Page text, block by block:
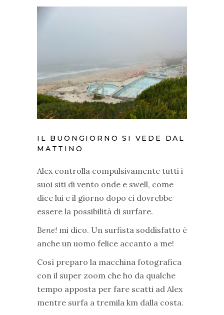
IL BUONGIORNO SI VEDE DAL
MATTINO
Alex controlla compulsivamente tutti i
suoi siti di vento onde e swell, come
dice lui e il giorno dopo ci dovrebbe
essere la possibilità di surfare.
Bene! mi dico. Un surfista soddisfatto è
anche un uomo felice accanto a me!
Così preparo la macchina fotografica
con il super zoom che ho da qualche
tempo apposta per fare scatti ad Alex
mentre surfa a tremila km dalla costa.